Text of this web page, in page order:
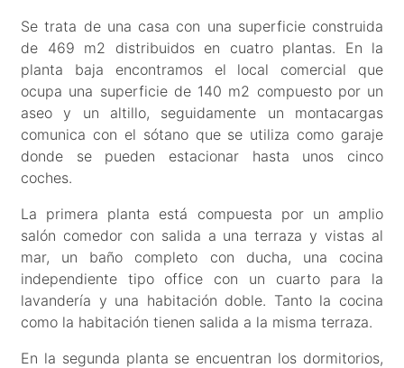
Se trata de una casa con una superficie construida
de 469 m2 distribuidos en cuatro plantas. En la
planta baja encontramos el local comercial que
ocupa una superficie de 140 m2 compuesto por un
aseo y un altillo, seguidamente un montacargas
comunica con el sótano que se utiliza como garaje
donde se pueden estacionar hasta unos cinco
coches.
La primera planta está compuesta por un amplio
salón comedor con salida a una terraza y vistas al
mar, un baño completo con ducha, una cocina
independiente tipo office con un cuarto para la
lavandería y una habitación doble. Tanto la cocina
como la habitación tienen salida a la misma terraza.
En la segunda planta se encuentran los dormitorios,